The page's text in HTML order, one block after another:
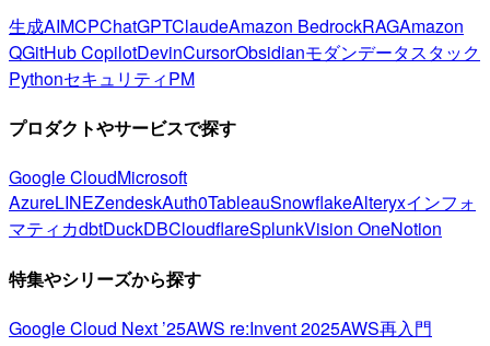
生成AIMCPChatGPTClaudeAmazon BedrockRAGAmazon
QGitHub CopilotDevinCursorObsidianモダンデータスタック
PythonセキュリティPM
プロダクトやサービスで探す
Google CloudMicrosoft
AzureLINEZendeskAuth0TableauSnowflakeAlteryxインフォ
マティカdbtDuckDBCloudflareSplunkVision OneNotion
特集やシリーズから探す
Google Cloud Next ’25AWS re:Invent 2025AWS再入門